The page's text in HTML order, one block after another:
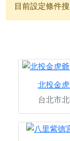
目前設定條件
北投金
台北市